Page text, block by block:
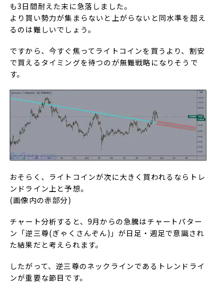
も3日間耐えた末に急落しました。
より買い勢力が集まらないと上がらないと同水準を超え
るのは難しいでしょう。
ですから、今すぐ焦ってライトコインを買うより、割安
で買えるタイミングを待つのが無難戦略になりそうで
す。
おそらく、ライトコインが次に大きく買われるならトレ
ンドライン上と予想。
(画像内の赤部分)
チャート分析すると、9月からの急騰はチャートパター
ン「逆三尊(ぎゃくさんぞん)」が日足・週足で意識され
た結果だと考えられます。
したがって、逆三尊のネックラインであるトレンドライ
ンが重要な節目です。